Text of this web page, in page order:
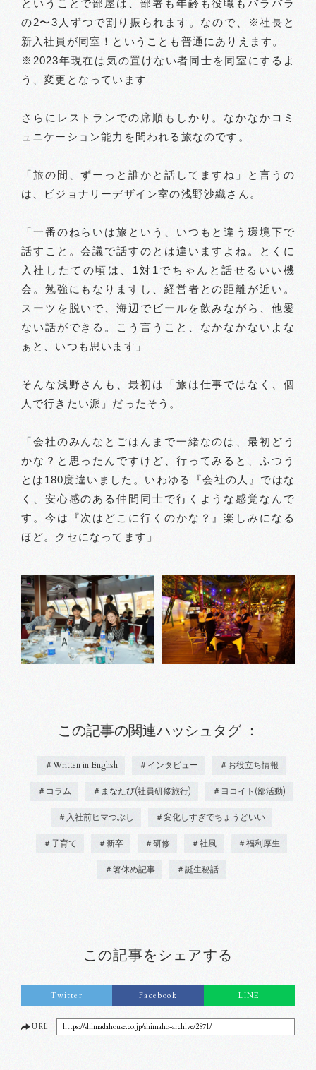
ということで部屋は、部署も年齢も役職もバラバラ
の2〜3人ずつで割り振られます。なので、※社長と
新入社員が同室！ということも普通にありえます。
※2023年現在は気の置けない者同士を同室にするよ
う、変更となっています
さらにレストランでの席順もしかり。なかなかコミ
ュニケーション能力を問われる旅なのです。
「旅の間、ずーっと誰かと話してますね」と言うの
は、ビジョナリーデザイン室の浅野沙織さん。
「一番のねらいは旅という、いつもと違う環境下で
話すこと。会議で話すのとは違いますよね。とくに
入社したての頃は、1対1でちゃんと話せるいい機
会。勉強にもなりますし、経営者との距離が近い。
スーツを脱いで、海辺でビールを飲みながら、他愛
ない話ができる。こう言うこと、なかなかないよな
ぁと、いつも思います」
そんな浅野さんも、最初は「旅は仕事ではなく、個
人で行きたい派」だったそう。
「会社のみんなとごはんまで一緒なのは、最初どう
かな？と思ったんですけど、行ってみると、ふつう
とは180度違いました。いわゆる『会社の人』ではな
く、安心感のある仲間同士で行くような感覚なんで
す。今は『次はどこに行くのかな？』楽しみになる
ほど。クセになってます」
この記事の関連ハッシュタグ ：
＃Written in English ＃インタビュー ＃お役立ち情報
＃コラム ＃まなたび(社員研修旅行) ＃ヨコイト(部活動)
＃入社前ヒマつぶし ＃変化しすぎでちょうどいい
＃子育て ＃新卒 ＃研修 ＃社風 ＃福利厚生
＃箸休め記事 ＃誕生秘話
この記事をシェアする
Twitter Facebook LINE
URL https://shimadahouse.co.jp/shimaho-archive/2871/